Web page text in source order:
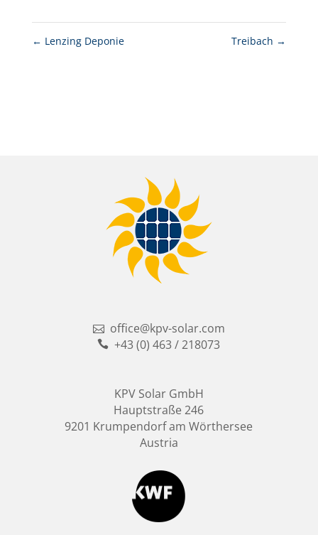
← Lenzing Deponie Treibach →
office@kpv-solar.com
+43 (0) 463 / 218073
KPV Solar GmbH
Hauptstraße 246
9201 Krumpendorf am Wörthersee
Austria